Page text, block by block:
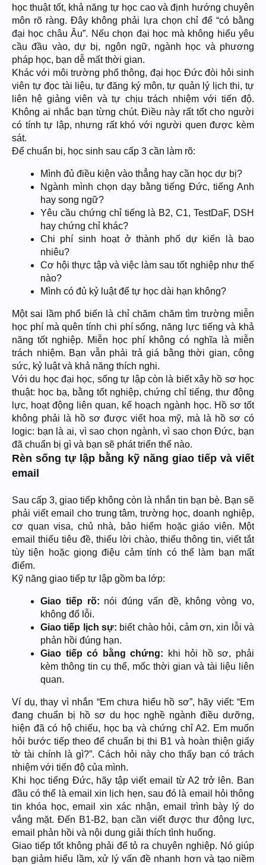
học thuật tốt, khả năng tự học cao và định hướng chuyên
môn rõ ràng. Đây không phải lựa chọn chỉ để “có bằng
đại học châu Âu”. Nếu chọn đại học mà không hiểu yêu
cầu đầu vào, dự bị, ngôn ngữ, ngành học và phương
pháp học, bạn dễ mất thời gian.
Khác với môi trường phổ thông, đại học Đức đòi hỏi sinh
viên tự đọc tài liệu, tự đăng ký môn, tự quản lý lịch thi, tự
liên hệ giảng viên và tự chịu trách nhiệm với tiến độ.
Không ai nhắc bạn từng chút. Điều này rất tốt cho người
có tính tự lập, nhưng rất khó với người quen được kèm
sát.
Để chuẩn bị, học sinh sau cấp 3 cần làm rõ:
Mình đủ điều kiện vào thẳng hay cần học dự bị?
Ngành mình chọn dạy bằng tiếng Đức, tiếng Anh
hay song ngữ?
Yêu cầu chứng chỉ tiếng là B2, C1, TestDaF, DSH
hay chứng chỉ khác?
Chi phí sinh hoạt ở thành phố dự kiến là bao
nhiêu?
Cơ hội thực tập và việc làm sau tốt nghiệp như thế
nào?
Mình có đủ kỷ luật để tự học dài hạn không?
Một sai lầm phổ biến là chỉ chăm chăm tìm trường miễn
học phí mà quên tính chi phí sống, năng lực tiếng và khả
năng tốt nghiệp. Miễn học phí không có nghĩa là miễn
trách nhiệm. Bạn vẫn phải trả giá bằng thời gian, công
sức, kỷ luật và khả năng thích nghi.
Với du học đại học, sống tự lập còn là biết xây hồ sơ học
thuật: học bạ, bằng tốt nghiệp, chứng chỉ tiếng, thư động
lực, hoạt động liên quan, kế hoạch ngành học. Hồ sơ tốt
không phải là hồ sơ được viết hoa mỹ, mà là hồ sơ có
logic: bạn là ai, vì sao chọn ngành, vì sao chọn Đức, bạn
đã chuẩn bị gì và bạn sẽ phát triển thế nào.
Rèn sống tự lập bằng kỹ năng giao tiếp và viết
email
Sau cấp 3, giao tiếp không còn là nhắn tin bạn bè. Bạn sẽ
phải viết email cho trung tâm, trường học, doanh nghiệp,
cơ quan visa, chủ nhà, bảo hiểm hoặc giáo viên. Một
email thiếu tiêu đề, thiếu lời chào, thiếu thông tin, viết tắt
tùy tiện hoặc giọng điệu cảm tính có thể làm bạn mất
điểm.
Kỹ năng giao tiếp tự lập gồm ba lớp:
Giao tiếp rõ: nói đúng vấn đề, không vòng vo,
không đổ lỗi.
Giao tiếp lịch sự: biết chào hỏi, cảm ơn, xin lỗi và
phản hồi đúng hạn.
Giao tiếp có bằng chứng: khi hỏi hồ sơ, phải
kèm thông tin cụ thể, mốc thời gian và tài liệu liên
quan.
Ví dụ, thay vì nhắn “Em chưa hiểu hồ sơ”, hãy viết: “Em
đang chuẩn bị hồ sơ du học nghề ngành điều dưỡng,
hiện đã có hộ chiếu, học bạ và chứng chỉ A2. Em muốn
hỏi bước tiếp theo để chuẩn bị thi B1 và hoàn thiện giấy
tờ tài chính là gì?”. Cách hỏi này cho thấy bạn có trách
nhiệm với tiến độ của mình.
Khi học tiếng Đức, hãy tập viết email từ A2 trở lên. Ban
đầu có thể là email xin lịch hẹn, sau đó là email hỏi thông
tin khóa học, email xin xác nhận, email trình bày lý do
vắng mặt. Đến B1-B2, bạn cần viết được thư động lực,
email phản hồi và nội dung giải thích tình huống.
Giao tiếp tốt không phải để tỏ ra chuyên nghiệp. Nó giúp
bạn giảm hiểu lầm, xử lý vấn đề nhanh hơn và tạo niềm